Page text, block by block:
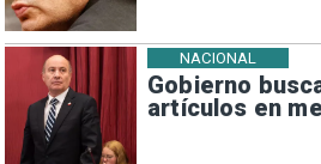
Gobierno
artículos en
NACIONAL